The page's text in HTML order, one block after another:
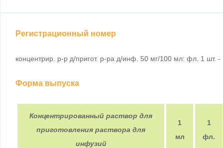
Регистрационный номер
концентрир. р-р д/пригот. р-ра д/инф. 50 мг/100 мл: фл. 1 шт. -
Форма выпуска
Концентрированный раствор для
приготовления раствора для
инфузий
1
мл
1
фл.